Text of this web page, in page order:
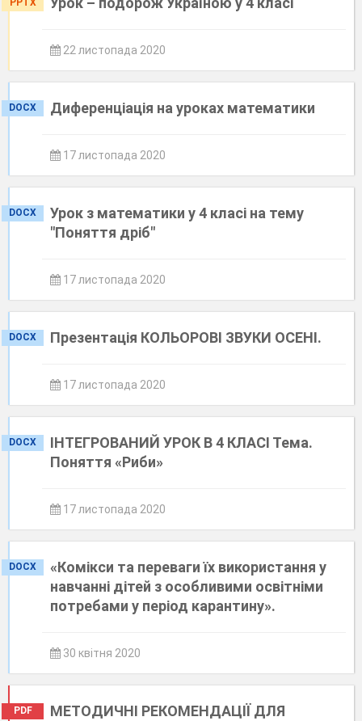
PPTX
22 листопада 2020
DOCX Диференціація на уроках математики
17 листопада 2020
DOCX
Урок з математики у 4 класі на тему
"Поняття дріб"
17 листопада 2020
DOCX Презентація КОЛЬОРОВІ ЗВУКИ ОСЕНІ.
17 листопада 2020
DOCX
ІНТЕГРОВАНИЙ УРОК В 4 КЛАСІ Тема.
Поняття «Риби»
17 листопада 2020
DOCX
«Комікси та переваги їх використання у
навчанні дітей з особливими освітніми
потребами у період карантину».
30 квітня 2020
PDF
МЕТОДИЧНІ РЕКОМЕНДАЦІЇ ДЛЯ